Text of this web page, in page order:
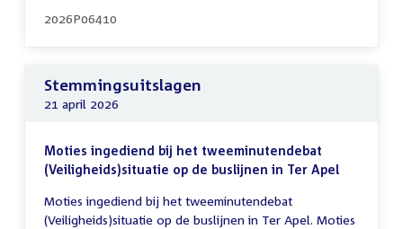
2026P06410
Stemmingsuitslagen
21 april 2026
Moties ingediend bij het tweeminutendebat
(Veiligheids)situatie op de buslijnen in Ter Apel
Moties ingediend bij het tweeminutendebat
(Veiligheids)situatie op de buslijnen in Ter Apel. Moties